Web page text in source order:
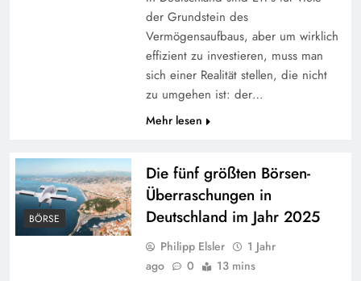
der Grundstein des
Vermögensaufbaus, aber um wirklich
effizient zu investieren, muss man
sich einer Realität stellen, die nicht
zu umgehen ist: der…
Mehr lesen
BÖRSE
Die fünf größten Börsen-
Überraschungen in
Deutschland im Jahr 2025
Philipp Elsler
1 Jahr
ago
0 13 mins